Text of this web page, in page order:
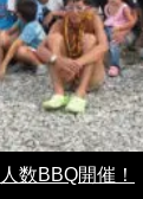
数BBQ開催！